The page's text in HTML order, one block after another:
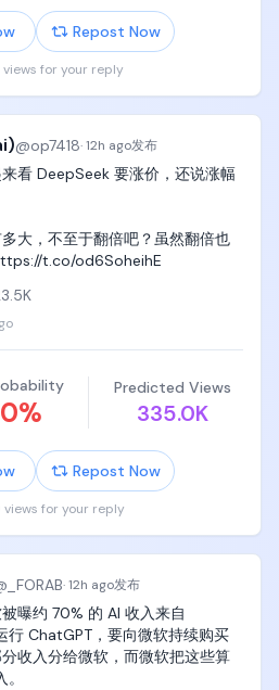
AI方向。
：AI赚钱的公司和AI花钱的公司，
盘后暴跌。
和支出之间的那道线，就是接下来
跌，杠杆资金最难受。
杠杆基本就接近归零。
了，追保开始。
想卖，而是被迫卖。
的地方。
。
看对”变成“短期被迫出局”。
要证明你错了。
后，就够了。
细节，图里讲得很直接：
有现金、有耐心、有风控的大机
价格拿到筹码。
。
可能只是一个暂时保管筹码的
看对主线就够了。
SanDisk这些资产。
：
一定赚钱。
于不会回撤。
于仓位可以乱来。
计算。
Repost Now
for your reply
@op7418·12h ago发布
看 DeepSeek 要涨价，还说涨幅
大，不至于翻倍吧？虽然翻倍也
t.co/od6SoheihE
%
Predicted Views
335.0K
Repost Now
views for your reply
_FORAB·12h ago发布
曝约 70% 的 AI 收入来自
行 ChatGPT，要向微软持续购买
收入分给微软，而微软把这些算